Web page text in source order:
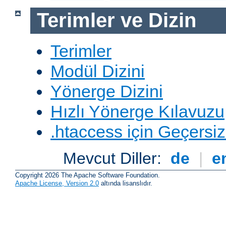
Terimler ve Dizin
Terimler
Modül Dizini
Yönerge Dizini
Hızlı Yönerge Kılavuzu
.htaccess için
Mevcut Diller: de |
Copyright 2026 The Apache Software Foundation.
Apache License, Version 2.0 altında lisanslıdır.